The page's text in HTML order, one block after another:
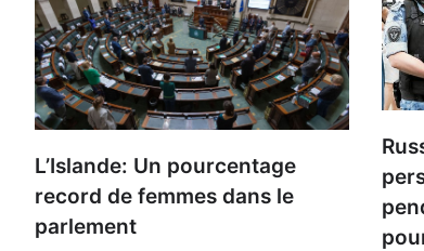
L’Islande: Un pourcentage
record de femmes dans le
parlement